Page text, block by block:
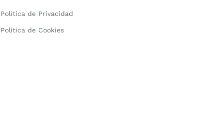
Política de Privacidad
Política de Cookies